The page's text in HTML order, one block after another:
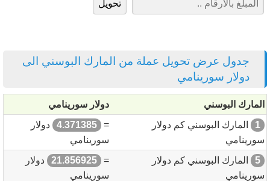
جدول عرض تحويل عملة من المارك البوسني الى
دولار سورينامي
المارك البوسني
دولار سورينامي
1
المارك البوسني كم دولار
سورينامي
=
4.371385
دولار
سورينامي
5
المارك البوسني كم دولار
سورينامي
=
21.856925
دولار
سورينامي